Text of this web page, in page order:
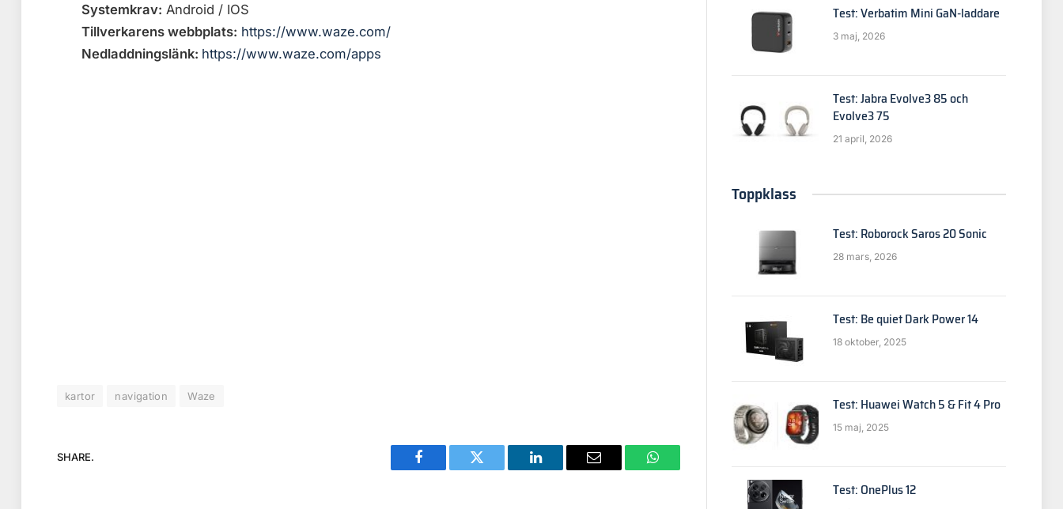
Systemkrav: Android / IOS
Tillverkarens webbplats: https://www.waze.com/
Nedladdningslänk: https://www.waze.com/apps
kartor navigation Waze
SHARE.
Facebook Twitter LinkedIn Email WhatsApp
Test: Verbatim Mini GaN-laddare
3 maj, 2026
Test: Jabra Evolve3 85 och
Evolve3 75
21 april, 2026
Toppklass
Test: Roborock Saros 20 Sonic
28 mars, 2026
Test: Be quiet Dark Power 14
18 oktober, 2025
Test: Huawei Watch 5 & Fit 4 Pro
15 maj, 2025
Test: OnePlus 12